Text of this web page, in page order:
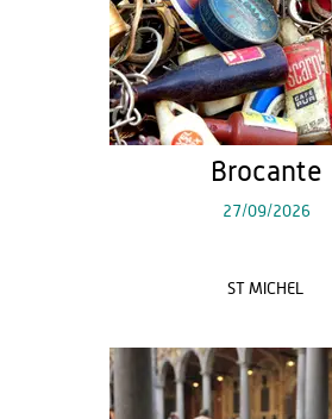
Brocante
27/09/2026
ST MICHEL